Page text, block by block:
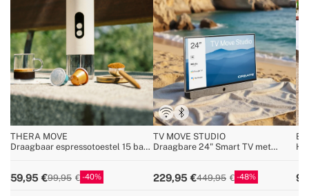
THERA MOVE
Draagbaar espressotoestel 15 bar
59,95 99,95 40
TV MOVE STUDIO
Draagbare 24" Smart TV met
229,95 449,95 48